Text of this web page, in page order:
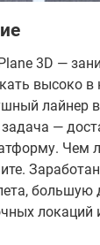
3D —
высоко в
лайнер
—
Чем
большую
локаций